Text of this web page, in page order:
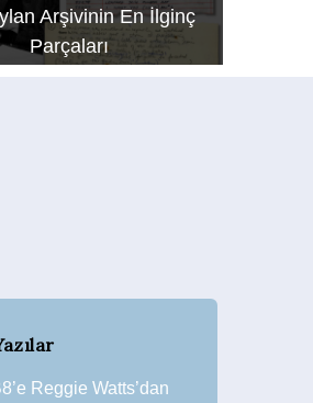
Arşivinin En İlginç
Parçaları
Reggie Watts’dan